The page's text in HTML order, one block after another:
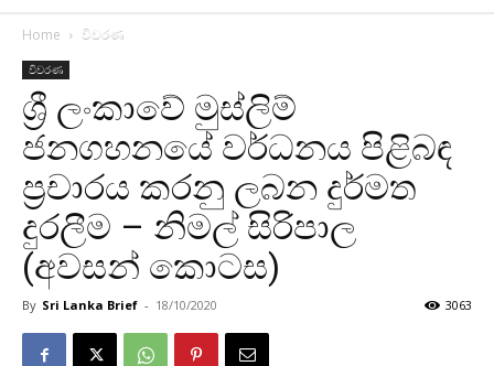
Home විවරණ
විවරණ
ශ්‍රී ලංකාවේ මුස්ලිම්
ජනගහනයේ වර්ධනය පිළිබඳ
ප්‍රචාරය කරනු ලබන දුර්මත
දුරලීම‍ – නිමල් සිරිපාල
(අවසන් කොටස)
By Sri Lanka Brief - 18/10/2020 3063